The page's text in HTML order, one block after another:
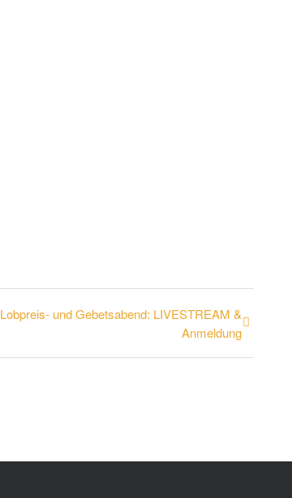
Lobpreis- und Gebetsabend: LIVESTREAM &
Anmeldung